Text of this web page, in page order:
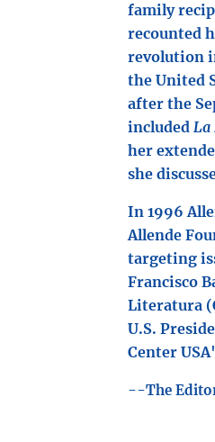
family
recounted
revolution
the United
after the
included La
her
she
In 1996
Allende
targeting
Francisco
Literatura
U.S.
Center
--The